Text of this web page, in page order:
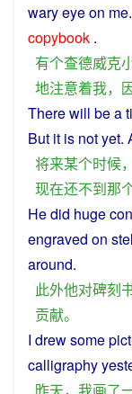
waryeyeon me.
copybook .
有个查德威克
地注意着我，
Therewill bea
But it is notyet.
将来某个时候，
现在还不到那
Hedid huge
engraved on
around.
此外他对碑刻
贡献。
I drewsome
calligraphy